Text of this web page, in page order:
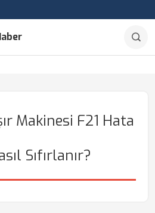
Makinesi F21 Hata
Sıfırlanır?